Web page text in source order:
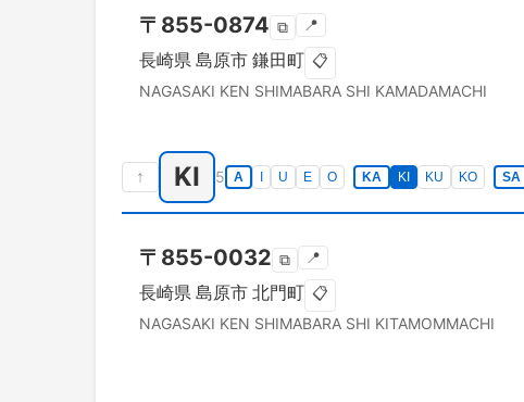
〒 855-0874 ⧉ 📍
長崎県 島原市 鎌田町 📋
NAGASAKI KEN SHIMABARA SHI KAMADAMACHI
↑ KI 5 A U E O KA KI KU KO SA
〒 855-0032 ⧉ 📍
長崎県 島原市 北門町 📋
NAGASAKI KEN SHIMABARA SHI KITAMOMMACHI